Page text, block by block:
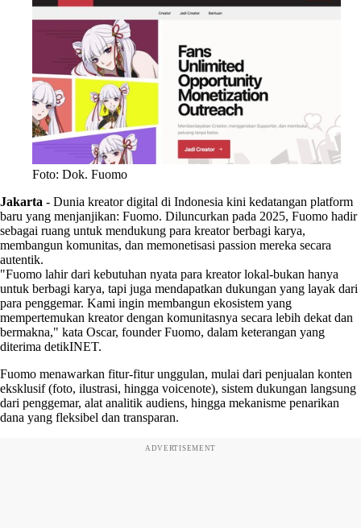
Foto: Dok. Fuomo
Jakarta - Dunia kreator digital di Indonesia kini kedatangan platform
baru yang menjanjikan: Fuomo. Diluncurkan pada 2025, Fuomo hadir
sebagai ruang untuk mendukung para kreator berbagi karya,
membangun komunitas, dan memonetisasi passion mereka secara
autentik.
"Fuomo lahir dari kebutuhan nyata para kreator lokal-bukan hanya
untuk berbagi karya, tapi juga mendapatkan dukungan yang layak dari
para penggemar. Kami ingin membangun ekosistem yang
mempertemukan kreator dengan komunitasnya secara lebih dekat dan
bermakna," kata Oscar, founder Fuomo, dalam keterangan yang
diterima detikINET.
Fuomo menawarkan fitur-fitur unggulan, mulai dari penjualan konten
eksklusif (foto, ilustrasi, hingga voicenote), sistem dukungan langsung
dari penggemar, alat analitik audiens, hingga mekanisme penarikan
dana yang fleksibel dan transparan.
ADVERTISEMENT